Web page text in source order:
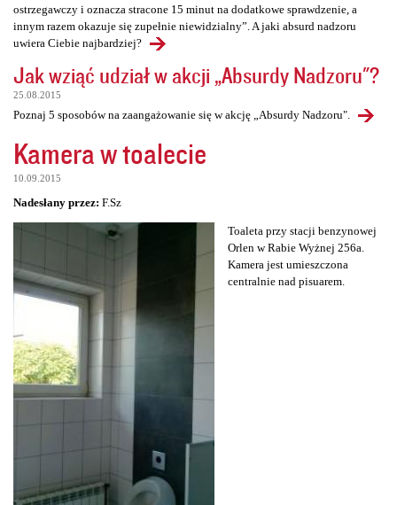
ostrzegawczy i oznacza stracone 15 minut na dodatkowe sprawdzenie, a
innym razem okazuje się zupełnie niewidzialny”. A jaki absurd nadzoru
uwiera Ciebie najbardziej?
Jak wziąć udział w akcji „Absurdy Nadzoru"?
25.08.2015
Poznaj 5 sposobów na zaangażowanie się w akcję „Absurdy Nadzoru".
Kamera w toalecie
10.09.2015
Nadesłany przez: F.Sz
Toaleta przy stacji benzynowej
Orlen w Rabie Wyżnej 256a.
Kamera jest umieszczona
centralnie nad pisuarem.